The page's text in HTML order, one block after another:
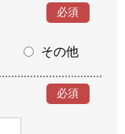
必須
その他
必須